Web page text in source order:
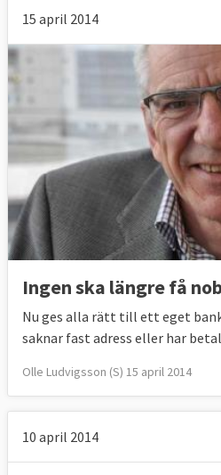
15 april 2014
Ingen ska längre få
Nu ges alla rätt till ett eget
saknar fast adress eller har
Olle Ludvigsson (S) 15 april 2014
10 april 2014